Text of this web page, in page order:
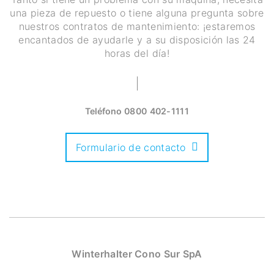
una pieza de repuesto o tiene alguna pregunta sobre
nuestros contratos de mantenimiento: ¡estaremos
encantados de ayudarle y a su disposición las 24
horas del día!
Teléfono0800 402-1111
Formulario de contacto
Winterhalter Cono Sur SpA